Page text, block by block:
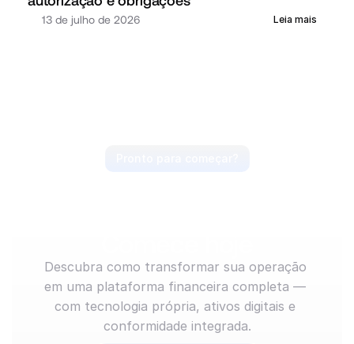
13 de julho de 2026 Leia mais
Descubra como transformar sua operação
em uma plataforma financeira completa —
com tecnologia própria, ativos digitais e
conformidade integrada.